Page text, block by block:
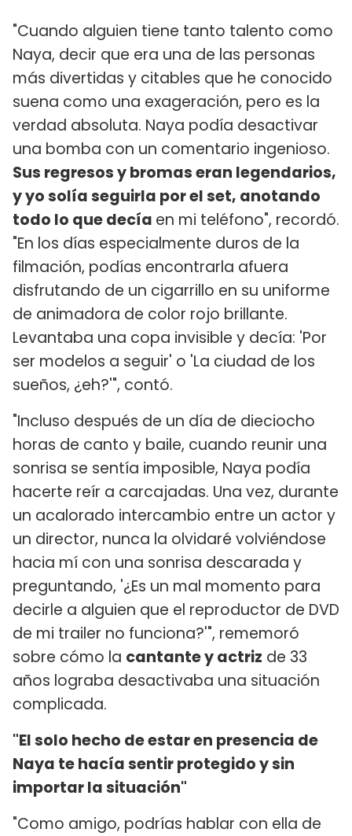
"Cuando alguien tiene tanto talento como
Naya, decir que era una de las personas
más divertidas y citables que he conocido
suena como una exageración, pero es la
verdad absoluta. Naya podía desactivar
una bomba con un comentario ingenioso.
Sus regresos y bromas eran legendarios,
y yo solía seguirla por el set, anotando
todo lo que decía en mi teléfono", recordó.
"En los días especialmente duros de la
filmación, podías encontrarla afuera
disfrutando de un cigarrillo en su uniforme
de animadora de color rojo brillante.
Levantaba una copa invisible y decía: 'Por
ser modelos a seguir' o 'La ciudad de los
sueños, ¿eh?'", contó.
"Incluso después de un día de dieciocho
horas de canto y baile, cuando reunir una
sonrisa se sentía imposible, Naya podía
hacerte reír a carcajadas. Una vez, durante
un acalorado intercambio entre un actor y
un director, nunca la olvidaré volviéndose
hacia mí con una sonrisa descarada y
preguntando, '¿Es un mal momento para
decirle a alguien que el reproductor de DVD
de mi trailer no funciona?'", rememoró
sobre cómo la cantante y actriz de 33
años lograba desactivaba una situación
complicada.
"El solo hecho de estar en presencia de
Naya te hacía sentir protegido y sin
importar la situación"
"Como amigo, podrías hablar con ella de